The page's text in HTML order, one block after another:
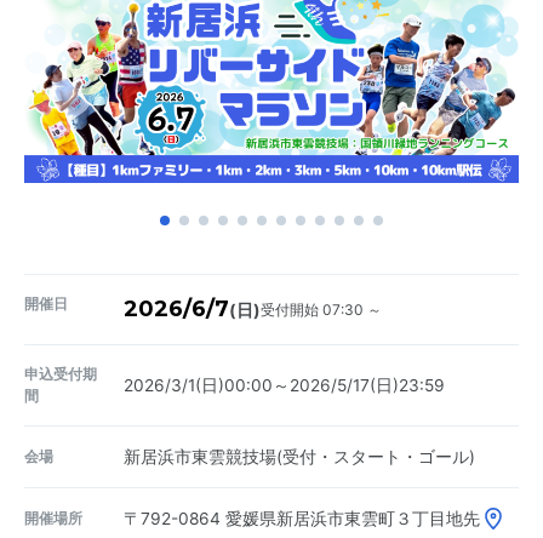
開催日 2026/6/7(日)受付開始 07:30 ～
申込受付期
間
2026/3/1(日)00:00～2026/5/17(日)23:59
会場 新居浜市東雲競技場(受付・スタート・ゴール)
開催場所 〒792-0864 愛媛県新居浜市東雲町３丁目地先